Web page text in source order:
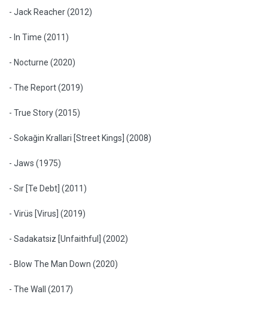
- Jack Reacher (2012)
- In Time (2011)
- Nocturne (2020)
- The Report (2019)
- True Story (2015)
- Sokağin Krallari [Street Kings] (2008)
- Jaws (1975)
- Sır [Te Debt] (2011)
- Virüs [Virus] (2019)
- Sadakatsiz [Unfaithful] (2002)
- Blow The Man Down (2020)
- The Wall (2017)